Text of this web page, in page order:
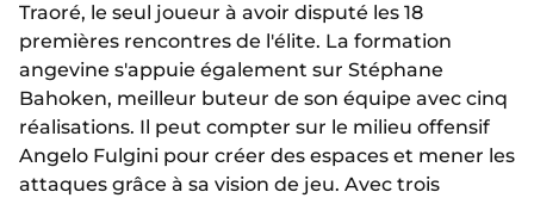
Traoré, le seul joueur à avoir disputé les 18
premières rencontres de l'élite. La formation
angevine s'appuie également sur Stéphane
Bahoken, meilleur buteur de son équipe avec cinq
réalisations. Il peut compter sur le milieu offensif
Angelo Fulgini pour créer des espaces et mener les
attaques grâce à sa vision de jeu. Avec trois